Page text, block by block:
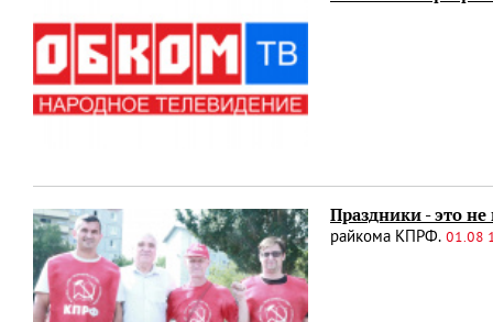
Праздники - это не
райкома КПРФ. 01.08